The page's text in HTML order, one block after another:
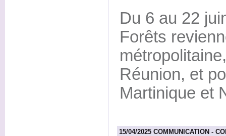
Du 6 au 22
Forêts
Réunion, et
Martinique et
15/04/2025 COMMUNICATION -